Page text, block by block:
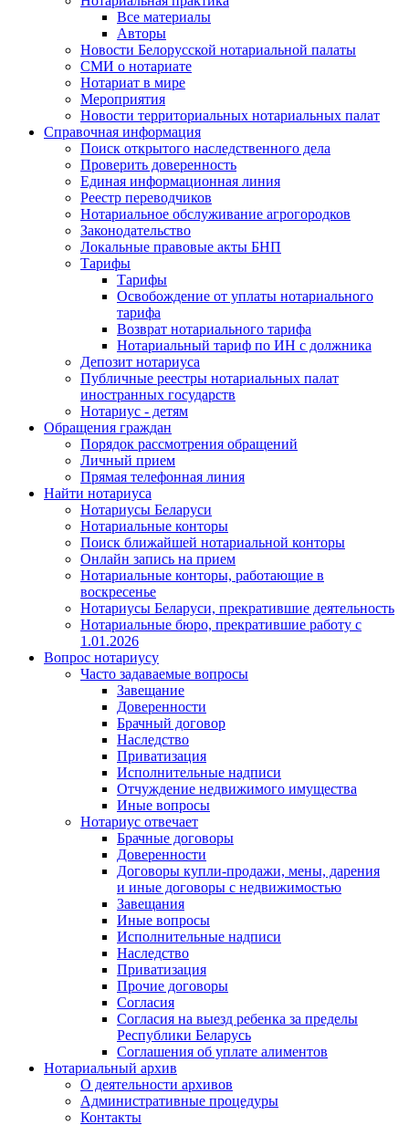
Все материалы
Авторы
Новости Белорусской нотариальной палаты
СМИ о нотариате
Нотариат в мире
Мероприятия
Новости территориальных нотариальных палат
Справочная информация
Поиск открытого наследственного дела
Проверить доверенность
Единая информационная линия
Реестр переводчиков
Нотариальное обслуживание агрогородков
Законодательство
Локальные правовые акты БНП
Тарифы
Тарифы
Освобождение от уплаты нотариального
тарифа
Возврат нотариального тарифа
Нотариальный тариф по ИН с должника
Депозит нотариуса
Публичные реестры нотариальных палат
иностранных государств
Нотариус - детям
Обращения граждан
Порядок рассмотрения обращений
Личный прием
Прямая телефонная линия
Найти нотариуса
Нотариусы Беларуси
Нотариальные конторы
Поиск ближайшей нотариальной конторы
Онлайн запись на прием
Нотариальные конторы, работающие в
воскресенье
Нотариусы Беларуси, прекратившие деятельность
Нотариальные бюро, прекратившие работу с
1.01.2026
Вопрос нотариусу
Часто задаваемые вопросы
Завещание
Доверенности
Брачный договор
Наследство
Приватизация
Исполнительные надписи
Отчуждение недвижимого имущества
Иные вопросы
Нотариус отвечает
Брачные договоры
Доверенности
Договоры купли-продажи, мены, дарения
и иные договоры с недвижимостью
Завещания
Иные вопросы
Исполнительные надписи
Наследство
Приватизация
Прочие договоры
Согласия
Согласия на выезд ребенка за пределы
Республики Беларусь
Соглашения об уплате алиментов
Нотариальный архив
О деятельности архивов
Административные процедуры
Контакты